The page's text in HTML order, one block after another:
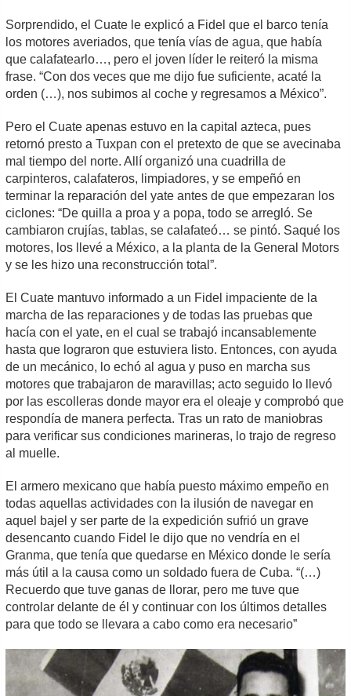
Sorprendido, el Cuate le explicó a Fidel que el barco tenía
los motores averiados, que tenía vías de agua, que había
que calafatearlo…, pero el joven líder le reiteró la misma
frase. “Con dos veces que me dijo fue suficiente, acaté la
orden (…), nos subimos al coche y regresamos a México”.
Pero el Cuate apenas estuvo en la capital azteca, pues
retornó presto a Tuxpan con el pretexto de que se avecinaba
mal tiempo del norte. Allí organizó una cuadrilla de
carpinteros, calafateros, limpiadores, y se empeñó en
terminar la reparación del yate antes de que empezaran los
ciclones: “De quilla a proa y a popa, todo se arregló. Se
cambiaron crujías, tablas, se calafateó… se pintó. Saqué los
motores, los llevé a México, a la planta de la General Motors
y se les hizo una reconstrucción total”.
El Cuate mantuvo informado a un Fidel impaciente de la
marcha de las reparaciones y de todas las pruebas que
hacía con el yate, en el cual se trabajó incansablemente
hasta que lograron que estuviera listo. Entonces, con ayuda
de un mecánico, lo echó al agua y puso en marcha sus
motores que trabajaron de maravillas; acto seguido lo llevó
por las escolleras donde mayor era el oleaje y comprobó que
respondía de manera perfecta. Tras un rato de maniobras
para verificar sus condiciones marineras, lo trajo de regreso
al muelle.
El armero mexicano que había puesto máximo empeño en
todas aquellas actividades con la ilusión de navegar en
aquel bajel y ser parte de la expedición sufrió un grave
desencanto cuando Fidel le dijo que no vendría en el
Granma, que tenía que quedarse en México donde le sería
más útil a la causa como un soldado fuera de Cuba. “(…)
Recuerdo que tuve ganas de llorar, pero me tuve que
controlar delante de él y continuar con los últimos detalles
para que todo se llevara a cabo como era necesario”